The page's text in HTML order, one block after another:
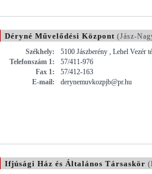
Déryné Művelődési Központ (Jász-
Székhely:
5100 Jászberény , Lehel Vezér
Telefonszám 1:
57/411-976
Fax 1:
57/412-163
E-mail:
derynemuvkozpjb@pr.hu
Ifjúsági Ház és Általános Társaskör